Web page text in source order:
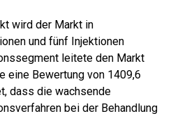
wird der Markt in
und fünf Injektionen
leitete den Markt
eine Bewertung von 1409,6
dass die wachsende
bei der Behandlung